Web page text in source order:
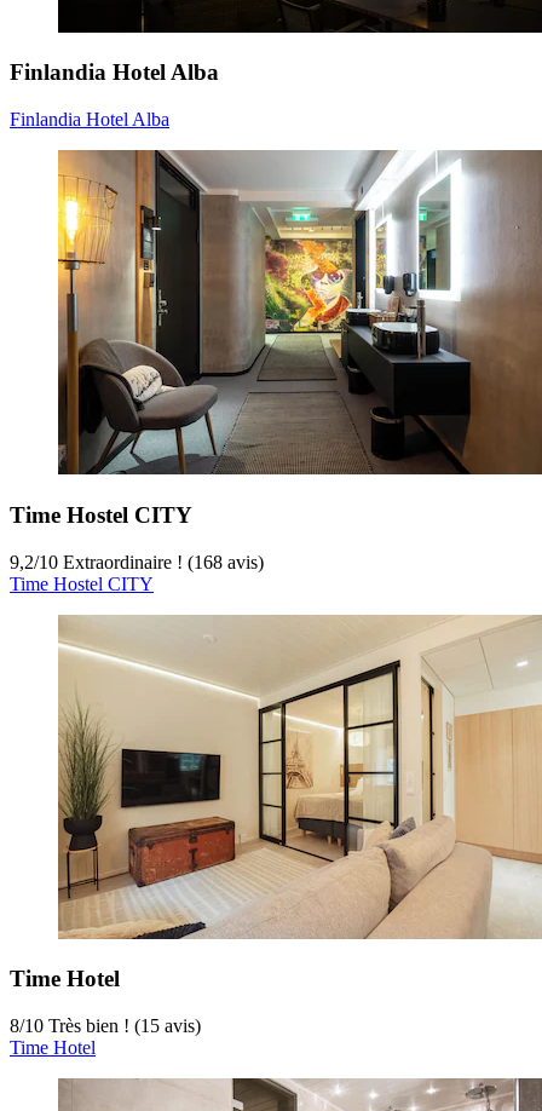
Finlandia Hotel Alba
Finlandia Hotel Alba
Time Hostel CITY
9,2/10 Extraordinaire ! (168 avis)
Time Hostel CITY
Time Hotel
8/10 Très bien ! (15 avis)
Time Hotel